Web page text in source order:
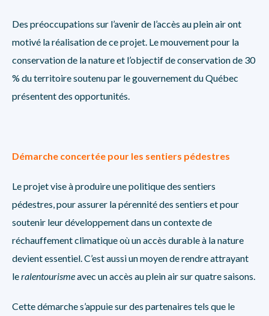
Des préoccupations sur l’avenir de l’accès au plein air ont
motivé la réalisation de ce projet. Le mouvement pour la
conservation de la nature et l’objectif de conservation de 30
% du territoire soutenu par le gouvernement du Québec
présentent des opportunités.
Démarche concertée pour les sentiers pédestres
Le projet vise à produire une politique des sentiers
pédestres, pour assurer la pérennité des sentiers et pour
soutenir leur développement dans un contexte de
réchauffement climatique où un accès durable à la nature
devient essentiel. C’est aussi un moyen de rendre attrayant
leralentourismeavec un accès au plein air sur quatre saisons.
Cette démarche s’appuie sur des partenaires tels que le